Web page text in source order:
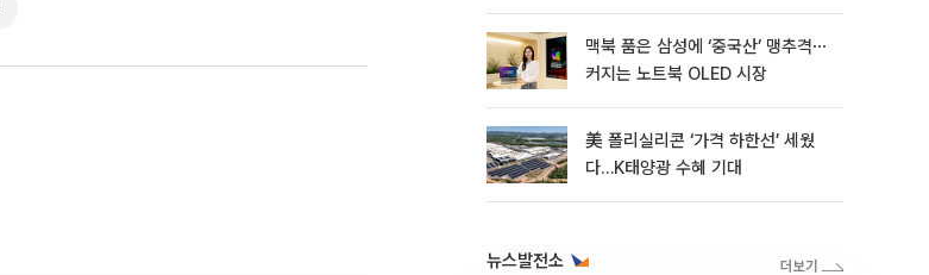
맥북 품은 삼성에 ‘중국산’ 맹추격⋯
커지는 노트북 OLED 시장
美 폴리실리콘 ‘가격 하한선’ 세웠
다…K태양광 수혜 기대
뉴스발전소